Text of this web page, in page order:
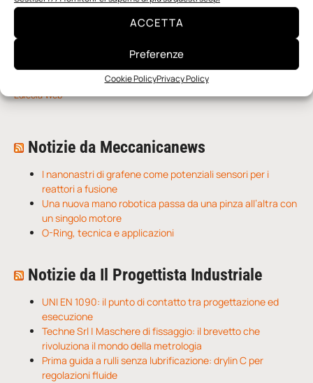
ACCETTA
Preferenze
Cookie PolicyPrivacy Policy
n.4 - Maggio 2026
Edicola Web
Notizie da Meccanicanews
I nanonastri di grafene come potenziali sensori per i
reattori a fusione
Una nuova mano robotica passa da una pinza all’altra con
un singolo motore
O-Ring, tecnica e applicazioni
Notizie da Il Progettista Industriale
UNI EN 1090: il punto di contatto tra progettazione ed
esecuzione
Techne Srl | Maschere di fissaggio: il brevetto che
rivoluziona il mondo della metrologia
Prima guida a rulli senza lubrificazione: drylin C per
regolazioni fluide